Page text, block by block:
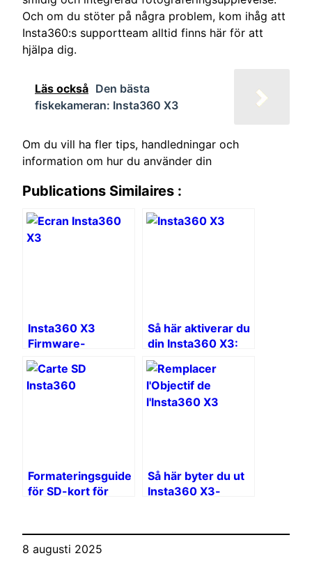
Och om du stöter på några problem, kom ihåg att
Insta360:s supportteam alltid finns här för att
hjälpa dig.
Läs också Den bästa
fiskekameran: Insta360 X3
Om du vill ha fler tips, handledningar och
information om hur du använder din
Publications Similaires :
Insta360 X3
Firmware-
uppdatering:
Komplett guide
Så här aktiverar du
din Insta360 X3:
Steg-för-steg-
guide
Formateringsguide
för SD-kort för
Så här byter du ut
Insta360 X3-
8 augusti 2025